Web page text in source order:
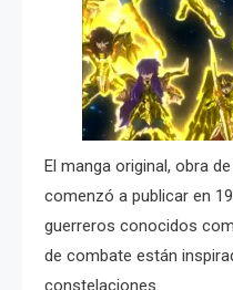
El manga original, obra
comenzó a publicar en
guerreros conocidos
de combate están
constelaciones.